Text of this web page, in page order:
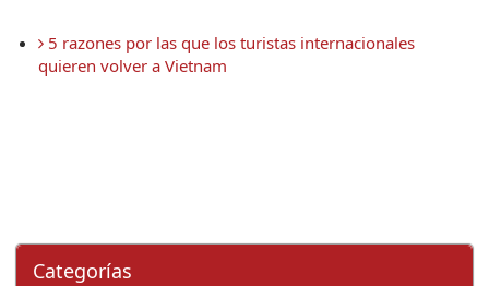
5 razones por las que los turistas internacionales
quieren volver a Vietnam
Categorí­as